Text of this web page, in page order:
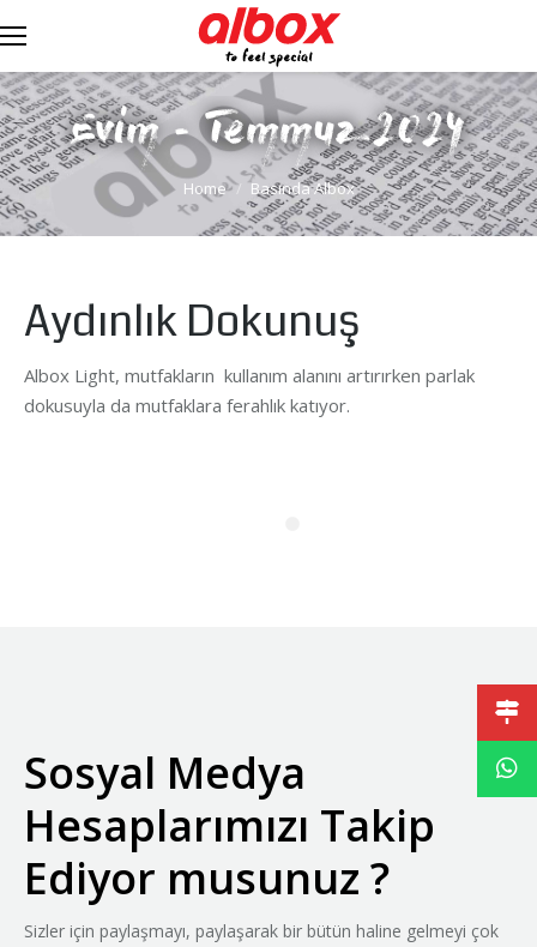
Evim - Temmuz 2024
You are here: Home Basında Albox
Aydınlık Dokunuş
Albox Light, mutfakların kullanım alanını artırırken parlak
dokusuyla da mutfaklara ferahlık katıyor.
Sosyal Medya
Hesaplarımızı Takip
Ediyor musunuz ?
Sizler için paylaşmayı, paylaşarak bir bütün haline gelmeyi çok